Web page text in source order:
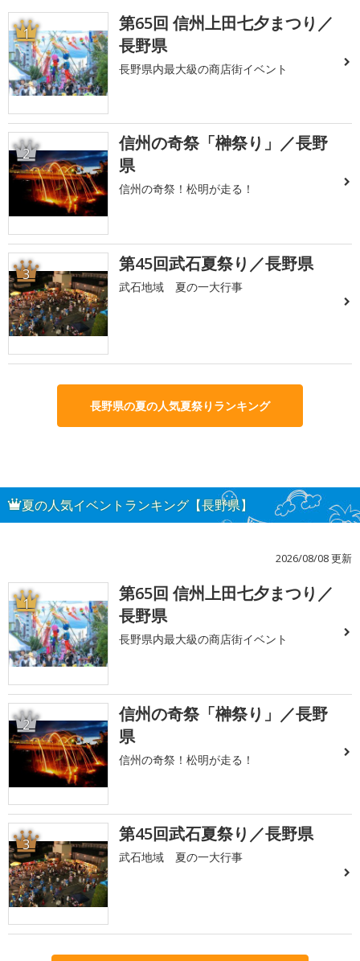
1
第65回 信州上田七夕まつり／
長野県
長野県内最大級の商店街イベント
2
信州の奇祭「榊祭り」／長野
県
信州の奇祭！松明が走る！
3 第45回武石夏祭り／長野県
武石地域 夏の一大行事
長野県の夏の人気夏祭りランキング
夏の人気イベントランキング【長野県】
2026/08/08 更新
1
第65回 信州上田七夕まつり／
長野県
長野県内最大級の商店街イベント
2
信州の奇祭「榊祭り」／長野
県
信州の奇祭！松明が走る！
3 第45回武石夏祭り／長野県
武石地域 夏の一大行事